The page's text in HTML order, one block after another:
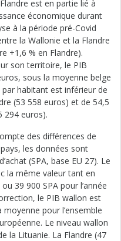
est en partie lié à
économique durant
à la période pré-Covid
la Wallonie et la Flandre
+1,6 % en Flandre).
son territoire, le PIB
sous la moyenne belge
habitant est inférieur de
(53 558 euros) et de 54,5
294 euros).
des différences de
les données sont
(SPA, base EU 27). Le
la même valeur tant en
39 900 SPA pour l’année
le PIB wallon est
pour l’ensemble
Le niveau wallon
la Lituanie. La Flandre (47